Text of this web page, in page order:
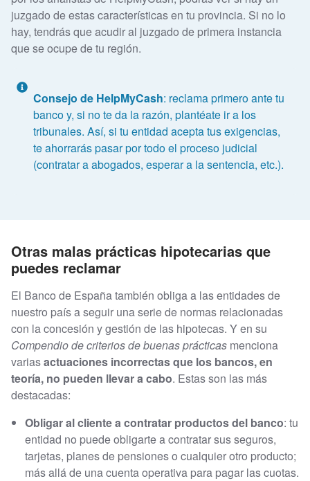
juzgado de estas características en tu provincia. Si no lo
hay, tendrás que acudir al juzgado de primera instancia
que se ocupe de tu región.
Consejo de HelpMyCash: reclama primero ante tu
banco y, si no te da la razón, plantéate ir a los
tribunales. Así, si tu entidad acepta tus exigencias,
te ahorrarás pasar por todo el proceso judicial
(contratar a abogados, esperar a la sentencia, etc.).
Otras malas prácticas hipotecarias que
puedes reclamar
El Banco de España también obliga a las entidades de
nuestro país a seguir una serie de normas relacionadas
con la concesión y gestión de las hipotecas. Y en su
Compendio de criterios de buenas prácticas menciona
variasactuaciones incorrectas que los bancos, en
teoría, no pueden llevar a cabo. Estas son las más
destacadas:
Obligar al cliente a contratar productos del banco: tu
entidad no puede obligarte a contratar sus seguros,
tarjetas, planes de pensiones o cualquier otro producto;
más allá de una cuenta operativa para pagar las cuotas.